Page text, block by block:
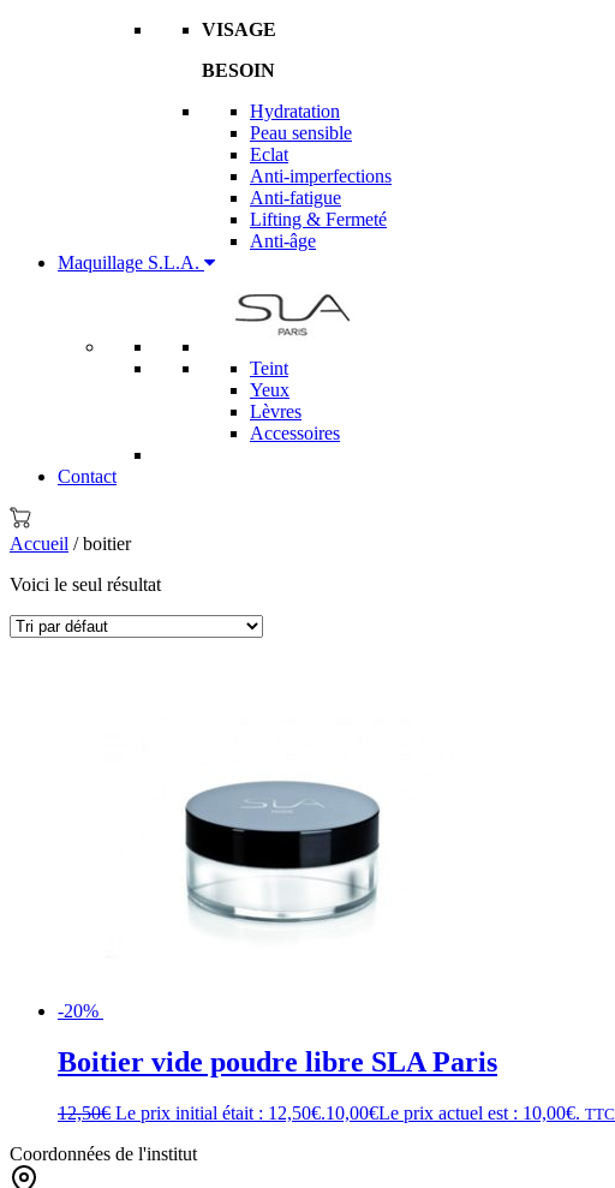
VISAGE
BESOIN
Hydratation
Peau sensible
Eclat
Anti-imperfections
Anti-fatigue
Lifting & Fermeté
Anti-âge
Maquillage S.L.A.
Teint
Yeux
Lèvres
Accessoires
Contact
Accueil / boitier
Voici le seul résultat
-20%
Boitier vide poudre libre SLA Paris
12,50€ Le prix initial était : 12,50€.10,00€Le prix actuel est : 10,00€. TTC
Coordonnées de l'institut